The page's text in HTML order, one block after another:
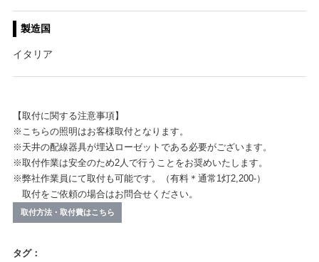
製造国
イタリア
【取付に関する注意事項】
※こちらの照明はお客様取付となります。
※天井の配線器具が埋込ローゼットである必要がございます。
※取付作業は安全のため2人で行うことをお奨めいたします。
※弊社作業員にて取付も可能です。（有料＊通常1灯2,200-）
取付をご依頼の場合はお問合せください。
取付方法・取付費はこちら
タグ：